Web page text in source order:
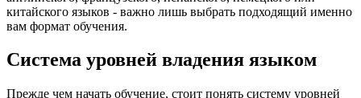
китайского языков - важно лишь выбрать подходящий именно
вам формат обучения.
Система уровней владения языком
Прежде чем начать обучение, стоит понять систему уровней